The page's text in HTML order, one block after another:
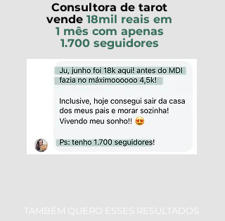
Consultora de tarot
vende 18mil reais em
1 mês com apenas
1.700 seguidores
TAMBÉM QUERO ESSES RESULTADOS